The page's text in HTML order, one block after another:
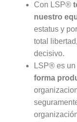
Con LSP®
nuestro
estatus y
total
decisivo.
LSP® es
forma